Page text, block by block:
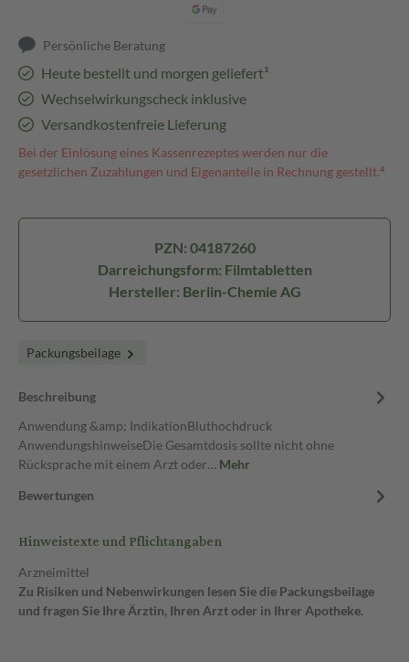
Persönliche Beratung
Heute bestellt und morgen geliefert³
Wechselwirkungscheck inklusive
Versandkostenfreie Lieferung
Bei der Einlösung eines Kassenrezeptes werden nur die
gesetzlichen Zuzahlungen und Eigenanteile in Rechnung gestellt.⁴
PZN: 04187260
Darreichungsform: Filmtabletten
Hersteller: Berlin-Chemie AG
Packungsbeilage
Beschreibung
Anwendung &amp; IndikationBluthochdruck
AnwendungshinweiseDie Gesamtdosis sollte nicht ohne
Rücksprache mit einem Arzt oder… Mehr
Bewertungen
Hinweistexte und Pflichtangaben
Arzneimittel
Zu Risiken und Nebenwirkungen lesen Sie die Packungsbeilage
und fragen Sie Ihre Ärztin, Ihren Arzt oder in Ihrer Apotheke.